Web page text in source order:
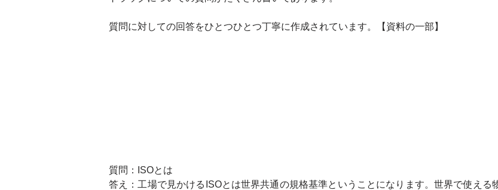
質問に対しての回答をひとつひとつ丁寧に作成されています。【資料の一部】
質問：ISOとは
答え：工場で見かけるISOとは世界共通の規格基準ということになります。世界で使える